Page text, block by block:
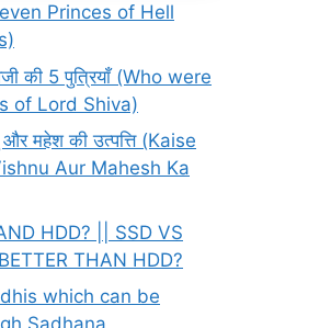
Princes of Hell
की 5 पुत्रियाँ (Who were
of Lord Shiva)
और महेश की उत्पत्ति (Kaise
Aur Mahesh Ka
HDD? || SSD VS
THAN HDD?
which can be
Sadhana